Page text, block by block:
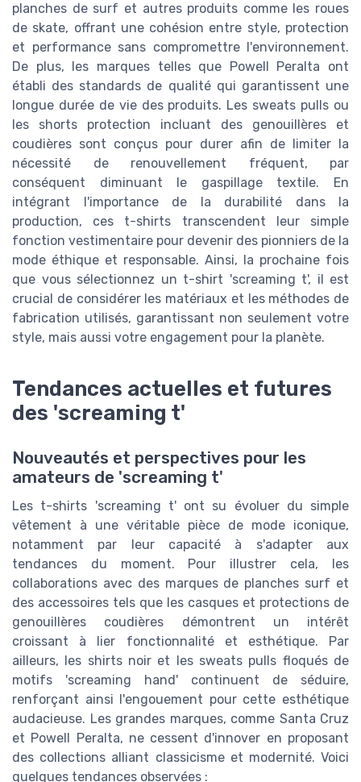
planches de surf et autres produits comme les roues
de skate, offrant une cohésion entre style, protection
et performance sans compromettre l'environnement.
De plus, les marques telles que Powell Peralta ont
établi des standards de qualité qui garantissent une
longue durée de vie des produits. Les sweats pulls ou
les shorts protection incluant des genouillères et
coudières sont conçus pour durer afin de limiter la
nécessité de renouvellement fréquent, par
conséquent diminuant le gaspillage textile. En
intégrant l'importance de la durabilité dans la
production, ces t-shirts transcendent leur simple
fonction vestimentaire pour devenir des pionniers de la
mode éthique et responsable. Ainsi, la prochaine fois
que vous sélectionnez un t-shirt 'screaming t', il est
crucial de considérer les matériaux et les méthodes de
fabrication utilisés, garantissant non seulement votre
style, mais aussi votre engagement pour la planète.
Tendances actuelles et futures
des 'screaming t'
Nouveautés et perspectives pour les
amateurs de 'screaming t'
Les t-shirts 'screaming t' ont su évoluer du simple
vêtement à une véritable pièce de mode iconique,
notamment par leur capacité à s'adapter aux
tendances du moment. Pour illustrer cela, les
collaborations avec des marques de planches surf et
des accessoires tels que les casques et protections de
genouillères coudières démontrent un intérêt
croissant à lier fonctionnalité et esthétique. Par
ailleurs, les shirts noir et les sweats pulls floqués de
motifs 'screaming hand' continuent de séduire,
renforçant ainsi l'engouement pour cette esthétique
audacieuse. Les grandes marques, comme Santa Cruz
et Powell Peralta, ne cessent d'innover en proposant
des collections alliant classicisme et modernité. Voici
quelques tendances observées :